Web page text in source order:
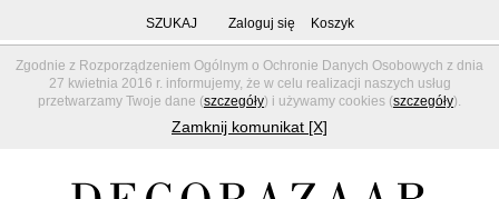
Zgodnie z Rozporządzeniem Ogólnym o Ochronie Danych Osobowych z dnia
27 kwietnia 2016 r. informujemy, że w celu realizacji naszych usług
przetwarzamy Twoje dane (szczegóły) i używamy cookies (szczegóły).
Zamknij komunikat [X]
SZUKAJ Zaloguj się Koszyk